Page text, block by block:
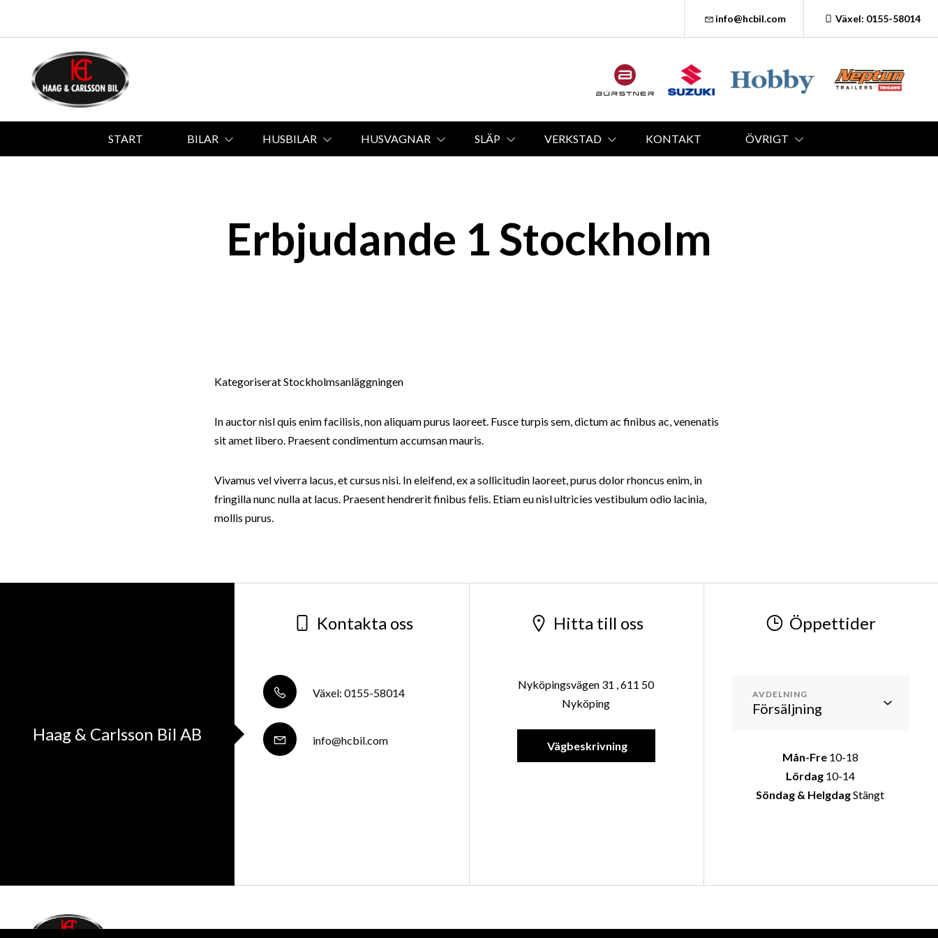
info@hcbil.com Växel: 0155-58014
START BILAR HUSBILAR HUSVAGNAR SLÄP VERKSTAD KONTAKT ÖVRIGT
Erbjudande 1 Stockholm
Kategoriserat Stockholmsanläggningen
In auctor nisl quis enim facilisis, non aliquam purus laoreet. Fusce turpis sem, dictum ac finibus ac, venenatis
sit amet libero. Praesent condimentum accumsan mauris.
Vivamus vel viverra lacus, et cursus nisi. In eleifend, ex a sollicitudin laoreet, purus dolor rhoncus enim, in
fringilla nunc nulla at lacus. Praesent hendrerit finibus felis. Etiam eu nisl ultricies vestibulum odio lacinia,
mollis purus.
Haag & Carlsson Bil AB
Kontakta oss
Växel: 0155-58014
info@hcbil.com
Hitta till oss
Nyköpingsvägen 31 , 611 50
Nyköping
Vägbeskrivning
Öppettider
AVDELNING
Mån-Fre 10-18
Lördag10-14
Söndag & HelgdagStängt